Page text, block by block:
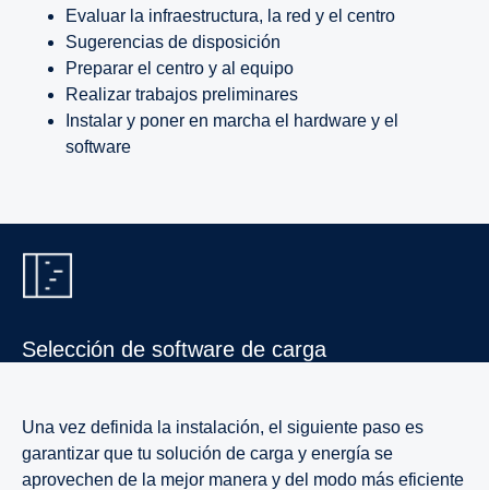
Evaluar la infraestructura, la red y el centro
Sugerencias de disposición
Preparar el centro y al equipo
Realizar trabajos preliminares
Instalar y poner en marcha el hardware y el
software
Selec­ción de software de carga
Una vez definida la instalación, el siguiente paso es
garantizar que tu solución de carga y energía se
aprovechen de la mejor manera y del modo más eficiente